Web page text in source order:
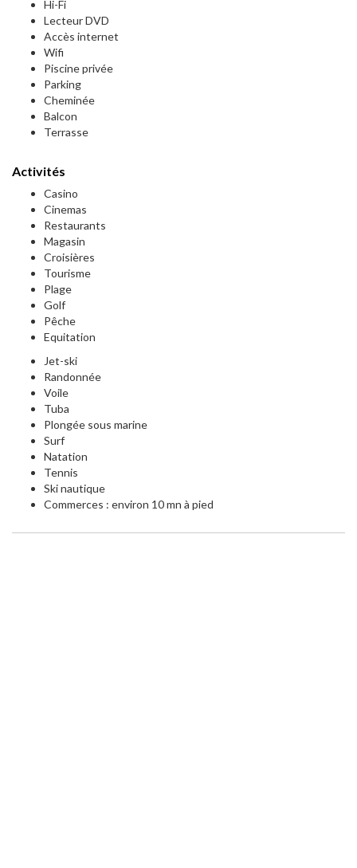
Hi-Fi
Lecteur DVD
Accès internet
Wifi
Piscine privée
Parking
Cheminée
Balcon
Terrasse
Activités
Casino
Cinemas
Restaurants
Magasin
Croisières
Tourisme
Plage
Golf
Pêche
Equitation
Jet-ski
Randonnée
Voile
Tuba
Plongée sous marine
Surf
Natation
Tennis
Ski nautique
Commerces : environ 10 mn à pied